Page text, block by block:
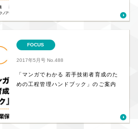
FOCUS
2017年5月号No.488
「マンガでわかる 若手技術者育成のた
めの工程管理ハンドブック」のご案内